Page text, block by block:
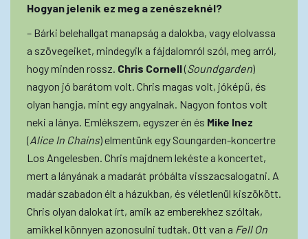
Hogyan jelenik ez meg a zenészeknél?
– Bárki belehallgat manapság a dalokba, vagy elolvassa
a szövegeiket, mindegyik a fájdalomról szól, meg arról,
hogy minden rossz. Chris Cornell(Soundgarden)
nagyon jó barátom volt. Chris magas volt, jóképű, és
olyan hangja, mint egy angyalnak. Nagyon fontos volt
neki a lánya. Emlékszem, egyszer én és Mike Inez
(Alice In Chains) elmentünk egy Soungarden-koncertre
Los Angelesben. Chris majdnem lekéste a koncertet,
mert a lányának a madarát próbálta visszacsalogatni. A
madár szabadon élt a házukban, és véletlenül kiszökött.
Chris olyan dalokat írt, amik az emberekhez szóltak,
amikkel könnyen azonosulni tudtak. Ott van a Fell On